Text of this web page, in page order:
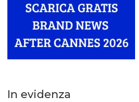
In evidenza